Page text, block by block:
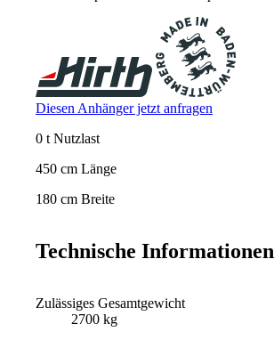
Diesen Anhänger jetzt anfragen
0 t Nutzlast
450 cm Länge
180 cm Breite
Technische Informationen
Zulässiges Gesamtgewicht
2700 kg